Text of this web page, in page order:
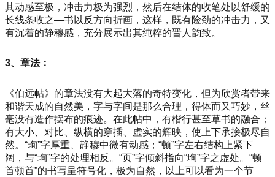
其动感至极，冲击力极为强烈，然后在结体的收笔处以舒缓的
长线条收之—书以反方向折画，这样，既有险劲的冲击力，又
有沉着的静穆感，充分展示出其纯粹的晋人韵致。
3、章法：
《伯远帖》的章法没有大起大落的奇特变化，但为欣赏者带来
和谐天成的自然美，字与字间是那么合理，得体而又巧妙，丝
毫没有造作摆布的痕迹。在此帖中，有楷行甚至草书的融合；
有大小、对比、纵横的穿插、虚实的辉映，使上下承接极尽自
然。“珣”字厚重、静穆中微有动感；“顿”字左右结构上紧下
阔，与“珣”字的处理相反。“页”字倾斜指向“珣”字之虚处。“顿
首顿首”的书写呈符号化，极为自然，以上可以看为一个节